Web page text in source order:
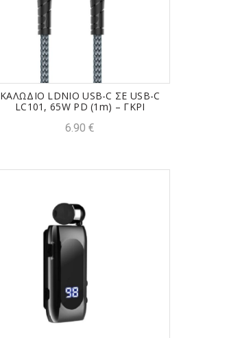
ΚΑΛΩΔΙΟ LDNIO USB-C ΣΕ USB-C
LC101, 65W PD (1m) – ΓΚΡΙ
6.90€